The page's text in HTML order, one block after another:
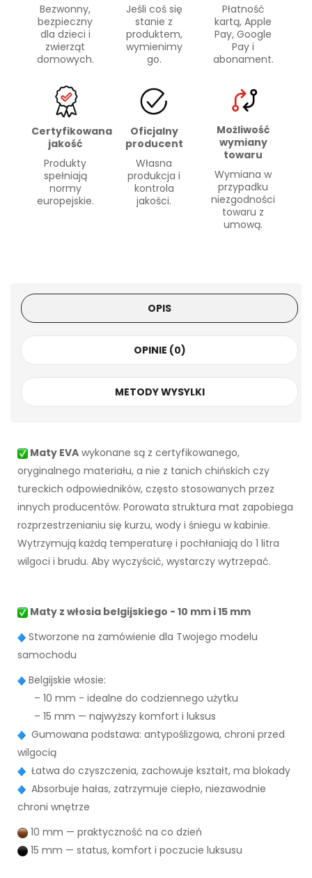
Bezwonny,
bezpieczny
dla dzieci i
zwierząt
domowych.
Jeśli coś się
stanie z
produktem,
wymienimy
go.
Płatność
kartą, Apple
Pay, Google
Pay i
abonament.
Certyfikowana
jakość
Produkty
spełniają
normy
europejskie.
Oficjalny
producent
Własna
produkcja i
kontrola
jakości.
Możliwość
wymiany
towaru
Wymiana w
przypadku
niezgodności
towaru z
umową.
OPIS
OPINIE (0)
METODY WYSYLKI
Maty EVA wykonane są z certyfikowanego,
oryginalnego materiału, a nie z tanich chińskich czy
tureckich odpowiedników, często stosowanych przez
innych producentów. Porowata struktura mat zapobiega
rozprzestrzenianiu się kurzu, wody i śniegu w kabinie.
Wytrzymują każdą temperaturę i pochłaniają do 1 litra
wilgoci i brudu. Aby wyczyścić, wystarczy wytrzepać.
Maty z włosia belgijskiego - 10 mm i 15 mm
Stworzone na zamówienie dla Twojego modelu
samochodu
Belgijskie włosie:
– 10 mm - idealne do codziennego użytku
– 15 mm — najwyższy komfort i luksus
Gumowana podstawa: antypoślizgowa, chroni przed
wilgocią
Łatwa do czyszczenia, zachowuje kształt, ma blokady
Absorbuje hałas, zatrzymuje ciepło, niezawodnie
chroni wnętrze
10 mm — praktyczność na co dzień
15 mm — status, komfort i poczucie luksusu